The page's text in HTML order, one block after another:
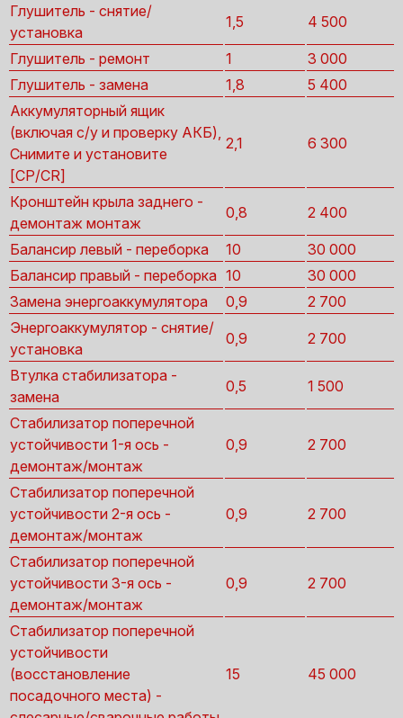
Глушитель - снятие/
установка
1,5 4 500
Глушитель - ремонт 1
3 000
Глушитель - замена
1,8
5 400
Аккумуляторный ящик
(включая с/у и проверку АКБ),
Снимите и установите
[CP/CR]
2,1 6 300
Кронштейн крыла заднего -
демонтаж монтаж
0,8 2 400
Балансир левый - переборка 10
30 000
Балансир правый - переборка 10
30 000
Замена энергоаккумулятора
0,9
2 700
Энергоаккумулятор - снятие/
установка
0,9 2 700
Втулка стабилизатора -
замена
0,5 1 500
Стабилизатор поперечной
устойчивости 1-я ось -
демонтаж/монтаж
0,9 2 700
Стабилизатор поперечной
устойчивости 2-я ось -
демонтаж/монтаж
0,9 2 700
Стабилизатор поперечной
устойчивости 3-я ось -
демонтаж/монтаж
0,9 2 700
Стабилизатор поперечной
устойчивости
(восстановление
посадочного места) -
15 45 000